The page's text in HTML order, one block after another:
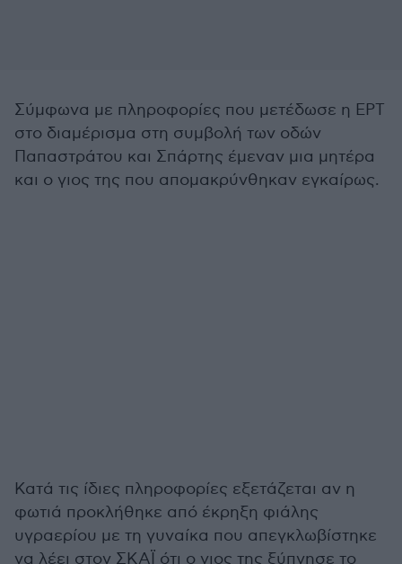
Σύμφωνα με πληροφορίες που μετέδωσε η ΕΡΤ
στο διαμέρισμα στη συμβολή των οδών
Παπαστράτου και Σπάρτης έμεναν μια μητέρα
και ο γιος της που απομακρύνθηκαν εγκαίρως.
Κατά τις ίδιες πληροφορίες εξετάζεται αν η
φωτιά προκλήθηκε από έκρηξη φιάλης
υγραερίου με τη γυναίκα που απεγκλωβίστηκε
να λέει στον ΣΚΑΪ ότι ο γιος της ξύπνησε το